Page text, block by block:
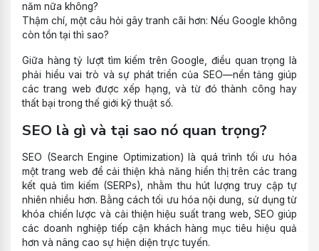
năm nữa không?
Thậm chí, một câu hỏi gây tranh cãi hơn: Nếu Google không
còn tồn tại thì sao?
Giữa hàng tỷ lượt tìm kiếm trên Google, điều quan trọng là
phải hiểu vai trò và sự phát triển của SEO—nền tảng giúp
các trang web được xếp hạng, và từ đó thành công hay
thất bại trong thế giới kỹ thuật số.
SEO là gì và tại sao nó quan trọng?
SEO (Search Engine Optimization) là quá trình tối ưu hóa
một trang web để cải thiện khả năng hiển thị trên các trang
kết quả tìm kiếm (SERPs), nhằm thu hút lượng truy cập tự
nhiên nhiều hơn. Bằng cách tối ưu hóa nội dung, sử dụng từ
khóa chiến lược và cải thiện hiệu suất trang web, SEO giúp
các doanh nghiệp tiếp cận khách hàng mục tiêu hiệu quả
hơn và nâng cao sự hiện diện trực tuyến.